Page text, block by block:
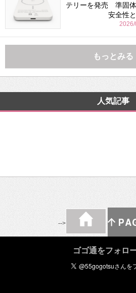
テリーを発売 準固
安全性
もっとみる
人気記事
-->
ゴゴ通をフォロ